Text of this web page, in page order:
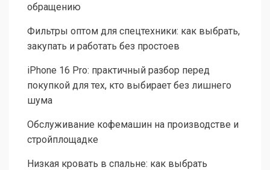
обращению
Фильтры оптом для спецтехники: как выбрать,
закупать и работать без простоев
iPhone 16 Pro: практичный разбор перед
покупкой для тех, кто выбирает без лишнего
шума
Обслуживание кофемашин на производстве и
стройплощадке
Низкая кровать в спальне: как выбрать